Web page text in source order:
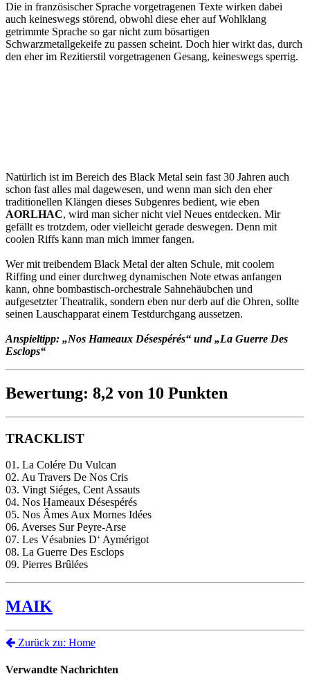
Die in französischer Sprache vorgetragenen Texte wirken dabei
auch keineswegs störend, obwohl diese eher auf Wohlklang
getrimmte Sprache so gar nicht zum bösartigen
Schwarzmetallgekeife zu passen scheint. Doch hier wirkt das, durch
den eher im Rezitierstil vorgetragenen Gesang, keineswegs sperrig.
Natürlich ist im Bereich des Black Metal sein fast 30 Jahren auch
schon fast alles mal dagewesen, und wenn man sich den eher
traditionellen Klängen dieses Subgenres bedient, wie eben
AORLHAC, wird man sicher nicht viel Neues entdecken. Mir
gefällt es trotzdem, oder vielleicht gerade deswegen. Denn mit
coolen Riffs kann man mich immer fangen.
Wer mit treibendem Black Metal der alten Schule, mit coolem
Riffing und einer durchweg dynamischen Note etwas anfangen
kann, ohne bombastisch-orchestrale Sahnehäubchen und
aufgesetzter Theatralik, sondern eben nur derb auf die Ohren, sollte
seinen Lauschapparat einem Testdurchgang aussetzen.
Anspieltipp: „Nos Hameaux Désespérés“ und „La Guerre Des
Esclops“
Bewertung: 8,2 von 10 Punkten
TRACKLIST
01. La Colére Du Vulcan
02. Au Travers De Nos Cris
03. Vingt Siéges, Cent Assauts
04. Nos Hameaux Désespérés
05. Nos Âmes Aux Mornes Idées
06. Averses Sur Peyre-Arse
07. Les Vésabnies D‘ Aymérigot
08. La Guerre Des Esclops
09. Pierres Brûlées
MAIK
Zurück zu: Home
Verwandte Nachrichten